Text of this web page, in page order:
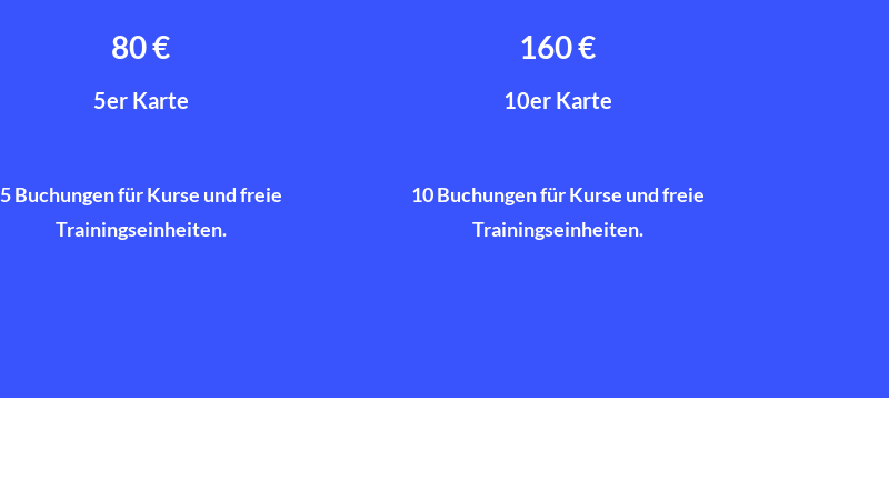
80 €
5er Karte
5 Buchungen für Kurse und freie
Trainingseinheiten.
160 €
10er Karte
10 Buchungen für Kurse und freie
Trainingseinheiten.